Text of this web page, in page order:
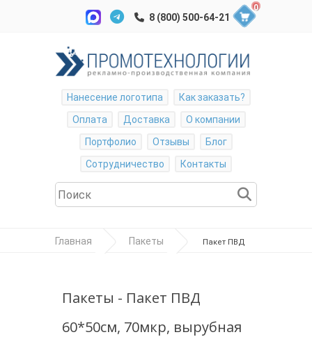
0
Нанесение логотипа
Как заказать?
Оплата
Доставка
О компании
Портфолио
Отзывы
Блог
Сотрудничество
Контакты
Главная Пакеты Пакет ПВД
шелкография
Пакеты - Пакет ПВД
60*50см, 70мкр, вырубная